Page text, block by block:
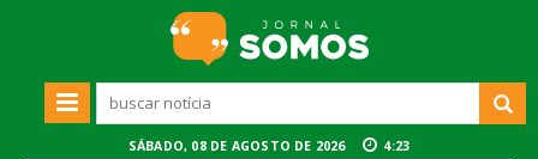
SÁBADO, 08 DE AGOSTO DE 2026 4:23